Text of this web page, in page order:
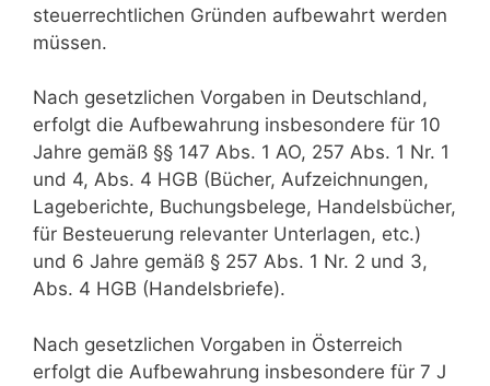
steuerrechtlichen Gründen aufbewahrt werden
müssen.
Nach gesetzlichen Vorgaben in Deutschland,
erfolgt die Aufbewahrung insbesondere für 10
Jahre gemäß §§ 147 Abs. 1 AO, 257 Abs. 1 Nr. 1
und 4, Abs. 4 HGB (Bücher, Aufzeichnungen,
Lageberichte, Buchungsbelege, Handelsbücher,
für Besteuerung relevanter Unterlagen, etc.)
und 6 Jahre gemäß § 257 Abs. 1 Nr. 2 und 3,
Abs. 4 HGB (Handelsbriefe).
Nach gesetzlichen Vorgaben in Österreich
erfolgt die Aufbewahrung insbesondere für 7 J